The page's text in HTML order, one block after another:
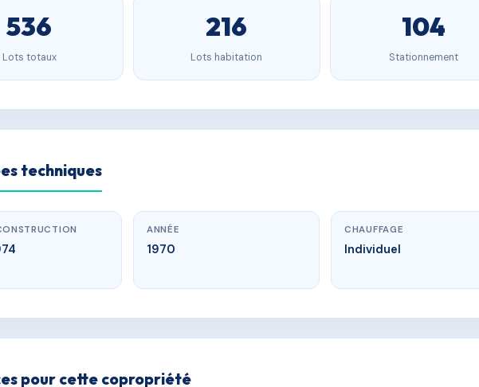
536
Lots totaux
216
Lots habitation
104
Stationnement
techniques
ANNÉE
1970
CHAUFFAGE
Individuel
pour cette copropriété